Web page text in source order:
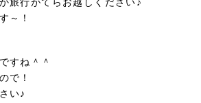
旅行がてらお越しください♪
～！
すね＾＾
で！
い♪